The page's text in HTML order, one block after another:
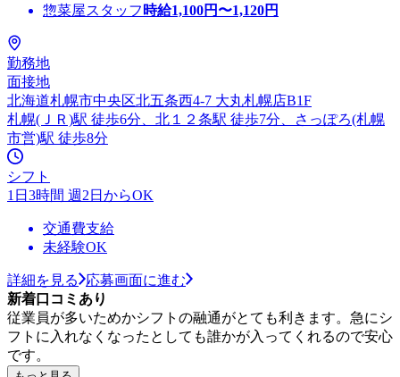
惣菜屋スタッフ 時給1,100円〜1,120円
勤務地
面接地
北海道札幌市中央区北五条西4-7 大丸札幌店B1F
札幌(ＪＲ)駅 徒歩6分、北１２条駅 徒歩7分、さっぽろ(札幌
市営)駅 徒歩8分
シフト
1日3時間 週2日からOK
交通費支給
未経験OK
詳細を見る
応募画面に進む
新着口コミあり
従業員が多いためかシフトの融通がとても利きます。急にシ
フトに入れなくなったとしても誰かが入ってくれるので安心
です。